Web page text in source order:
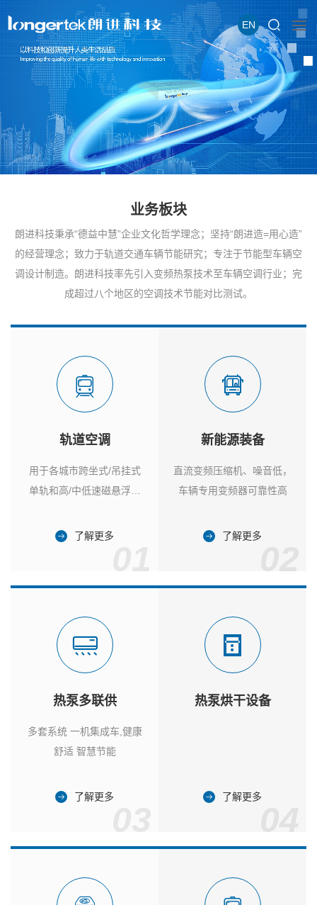
EN
业务板块
朗进科技秉承“德益中慧”企业文化哲学理念；坚持“朗进造=用心造”
的经营理念；致力于轨道交通车辆节能研究；专注于节能型车辆空
调设计制造。朗进科技率先引入变频热泵技术至车辆空调行业；完
成超过八个地区的空调技术节能对比测试。
轨道空调
用于各城市跨坐式/吊挂式
单轨和高/中低速磁悬浮列
了解更多
新能源装备
直流变频压缩机、噪音低，
车辆专用变频器可靠性高
了解更多
热泵多联供
多套系统 一机集成车,健康
舒适 智慧节能
了解更多
热泵烘干设备
了解更多